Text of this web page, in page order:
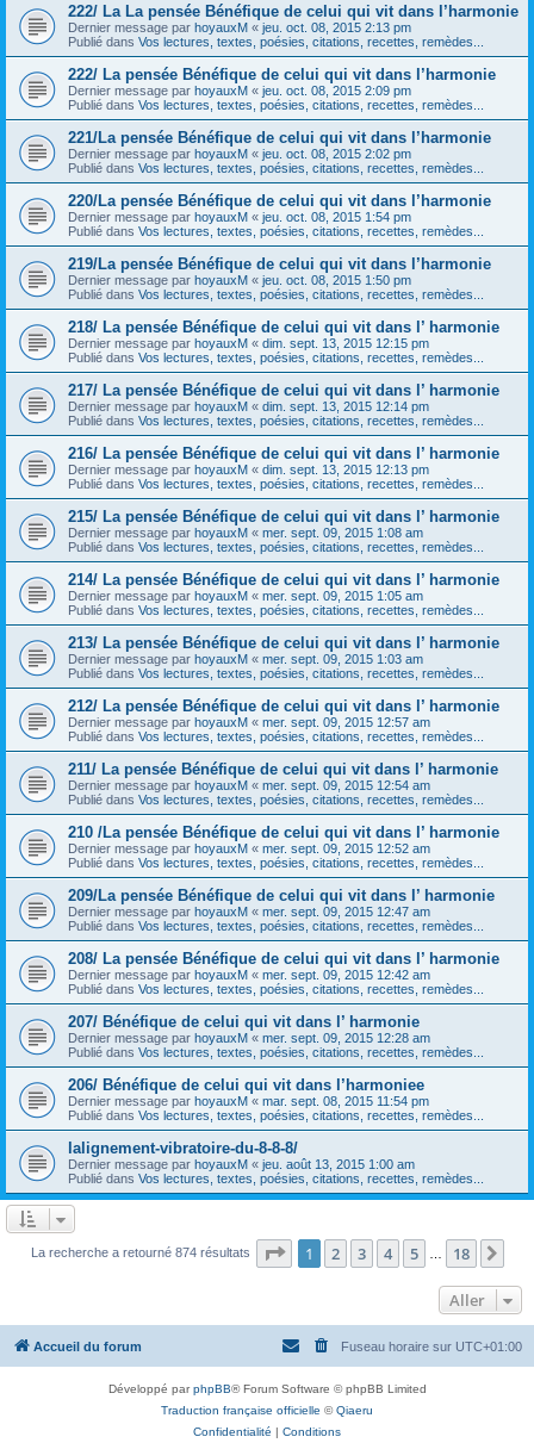
222/ La La pensée Bénéfique de celui qui vit dans l’harmonie
Dernier message par hoyauxM « jeu. oct. 08, 2015 2:13 pm
Publié dans Vos lectures, textes, poésies, citations, recettes, remèdes...
222/ La pensée Bénéfique de celui qui vit dans l’harmonie
Dernier message par hoyauxM « jeu. oct. 08, 2015 2:09 pm
Publié dans Vos lectures, textes, poésies, citations, recettes, remèdes...
221/La pensée Bénéfique de celui qui vit dans l’harmonie
Dernier message par hoyauxM « jeu. oct. 08, 2015 2:02 pm
Publié dans Vos lectures, textes, poésies, citations, recettes, remèdes...
220/La pensée Bénéfique de celui qui vit dans l’harmonie
Dernier message par hoyauxM « jeu. oct. 08, 2015 1:54 pm
Publié dans Vos lectures, textes, poésies, citations, recettes, remèdes...
219/La pensée Bénéfique de celui qui vit dans l’harmonie
Dernier message par hoyauxM « jeu. oct. 08, 2015 1:50 pm
Publié dans Vos lectures, textes, poésies, citations, recettes, remèdes...
218/ La pensée Bénéfique de celui qui vit dans l’ harmonie
Dernier message par hoyauxM « dim. sept. 13, 2015 12:15 pm
Publié dans Vos lectures, textes, poésies, citations, recettes, remèdes...
217/ La pensée Bénéfique de celui qui vit dans l’ harmonie
Dernier message par hoyauxM « dim. sept. 13, 2015 12:14 pm
Publié dans Vos lectures, textes, poésies, citations, recettes, remèdes...
216/ La pensée Bénéfique de celui qui vit dans l’ harmonie
Dernier message par hoyauxM « dim. sept. 13, 2015 12:13 pm
Publié dans Vos lectures, textes, poésies, citations, recettes, remèdes...
215/ La pensée Bénéfique de celui qui vit dans l’ harmonie
Dernier message par hoyauxM « mer. sept. 09, 2015 1:08 am
Publié dans Vos lectures, textes, poésies, citations, recettes, remèdes...
214/ La pensée Bénéfique de celui qui vit dans l’ harmonie
Dernier message par hoyauxM « mer. sept. 09, 2015 1:05 am
Publié dans Vos lectures, textes, poésies, citations, recettes, remèdes...
213/ La pensée Bénéfique de celui qui vit dans l’ harmonie
Dernier message par hoyauxM « mer. sept. 09, 2015 1:03 am
Publié dans Vos lectures, textes, poésies, citations, recettes, remèdes...
212/ La pensée Bénéfique de celui qui vit dans l’ harmonie
Dernier message par hoyauxM « mer. sept. 09, 2015 12:57 am
Publié dans Vos lectures, textes, poésies, citations, recettes, remèdes...
211/ La pensée Bénéfique de celui qui vit dans l’ harmonie
Dernier message par hoyauxM « mer. sept. 09, 2015 12:54 am
Publié dans Vos lectures, textes, poésies, citations, recettes, remèdes...
210 /La pensée Bénéfique de celui qui vit dans l’ harmonie
Dernier message par hoyauxM « mer. sept. 09, 2015 12:52 am
Publié dans Vos lectures, textes, poésies, citations, recettes, remèdes...
209/La pensée Bénéfique de celui qui vit dans l’ harmonie
Dernier message par hoyauxM « mer. sept. 09, 2015 12:47 am
Publié dans Vos lectures, textes, poésies, citations, recettes, remèdes...
208/ La pensée Bénéfique de celui qui vit dans l’ harmonie
Dernier message par hoyauxM « mer. sept. 09, 2015 12:42 am
Publié dans Vos lectures, textes, poésies, citations, recettes, remèdes...
207/ Bénéfique de celui qui vit dans l’ harmonie
Dernier message par hoyauxM « mer. sept. 09, 2015 12:28 am
Publié dans Vos lectures, textes, poésies, citations, recettes, remèdes...
206/ Bénéfique de celui qui vit dans l’harmoniee
Dernier message par hoyauxM « mar. sept. 08, 2015 11:54 pm
Publié dans Vos lectures, textes, poésies, citations, recettes, remèdes...
lalignement-vibratoire-du-8-8-8/
Dernier message par hoyauxM « jeu. août 13, 2015 1:00 am
Publié dans Vos lectures, textes, poésies, citations, recettes, remèdes...
La recherche a retourné 874 résultats Page 1sur18
1 2 3 4 5 18
Aller
Accueil du forum Fuseau horaire sur UTC+01:00
Développé parphpBB® Forum Software © phpBB Limited
Traduction française officielle ©Qiaeru
Confidentialité | Conditions